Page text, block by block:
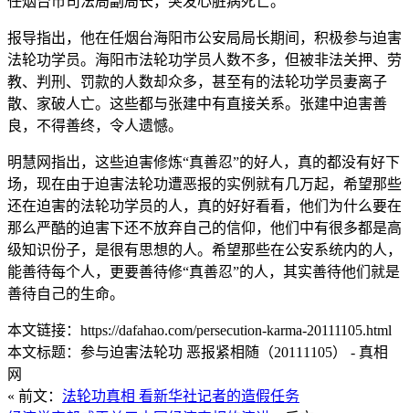
报导指出，他在任烟台海阳市公安局局长期间，积极参与迫害
法轮功学员。海阳市法轮功学员人数不多，但被非法关押、劳
教、判刑、罚款的人数却众多，甚至有的法轮功学员妻离子
散、家破人亡。这些都与张建中有直接关系。张建中迫害善
良，不得善终，令人遗憾。
明慧网指出，这些迫害修炼“真善忍”的好人，真的都没有好下
场，现在由于迫害法轮功遭恶报的实例就有几万起，希望那些
还在迫害的法轮功学员的人，真的好好看看，他们为什么要在
那么严酷的迫害下还不放弃自己的信仰，他们中有很多都是高
级知识份子，是很有思想的人。希望那些在公安系统内的人，
能善待每个人，更要善待修“真善忍”的人，其实善待他们就是
善待自己的生命。
本文链接：https://dafahao.com/persecution-karma-20111105.html
本文标题：参与迫害法轮功 恶报紧相随（20111105） - 真相
网
« 前文： 法轮功真相 看新华社记者的造假任务